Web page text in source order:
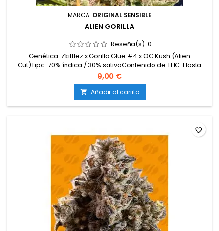
MARCA: ORIGINAL SENSIBLE
ALIEN GORILLA
Reseña(s): 0
Genética: Zkittlez x Gorilla Glue #4 x OG Kush (Alien
Cut)Tipo: 70% índica / 30% sativaContenido de THC: Hasta
25%Tiempo de floración: 8–9 semanas en interiorProducción
en interior: 500–600 g/m²Producción en exterior: 700–900
g/plantaAltura: 100–130 cm en interior; hasta 220 cm en
exteriorAromas y sabores: Afrutado dulce, diésel,...
9,00 €
 Añadir al carrito
favorite_border